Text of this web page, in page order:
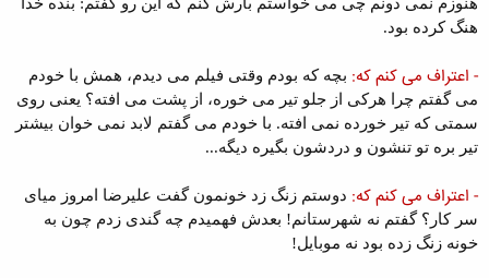
هنگ کرده بود.
- اعتراف می کنم که: بچه که بودم وقتی فیلم می دیدم، همش با خودم
می گفتم چرا هرکی از جلو تیر می خوره، از پشت می افته؟ یعنی روی
سمتی که تیر خورده نمی افته. با خودم می گفتم لابد نمی خوان بیشتر
تیر بره تو تنشون و دردشون بگیره دیگه...
- اعتراف می کنم که: دوستم زنگ زد خونمون گفت علیرضا امروز میای
سر کار؟ گفتم نه شهرستانم! بعدش فهمیدم چه گندی زدم چون به
خونه زنگ زده بود نه موبایل!